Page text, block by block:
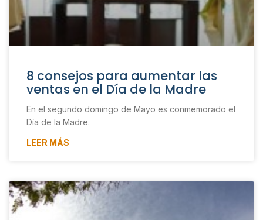
8 consejos para aumentar las
ventas en el Día de la Madre
En el segundo domingo de Mayo es conmemorado el
Día de la Madre.
LEER MÁS